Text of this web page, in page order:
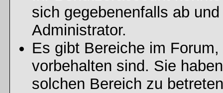
sich gegebenenfalls ab
Administrator.
Es gibt Bereiche im
vorbehalten sind. Sie
solchen Bereich zu